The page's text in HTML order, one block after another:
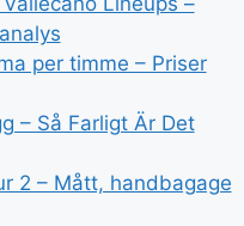
per timme – Priser
– Så Farligt Är Det
2 – Mått, handbagage